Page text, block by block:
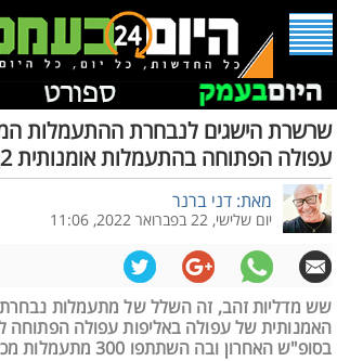
שרשרת הישגים לנבחרת ההתעמלות
עפולה הפתוחה בהתעמלות אומנותית 2022
מאת: דני ברנר
יום שלישי, 22 בפברואר 2022, 11:06
שש מדליות זהב, זה השלל של מתעמלות
בסופ"ש האחרון ובה השתתפו 300 מתעמלות מכל הארץ